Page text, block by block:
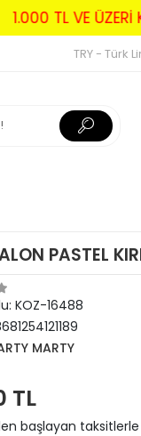
1.000 TL VE
TRY - Türk
PASTEL
KOZ-16488
MARTY
TL
başlayan taksitlerle